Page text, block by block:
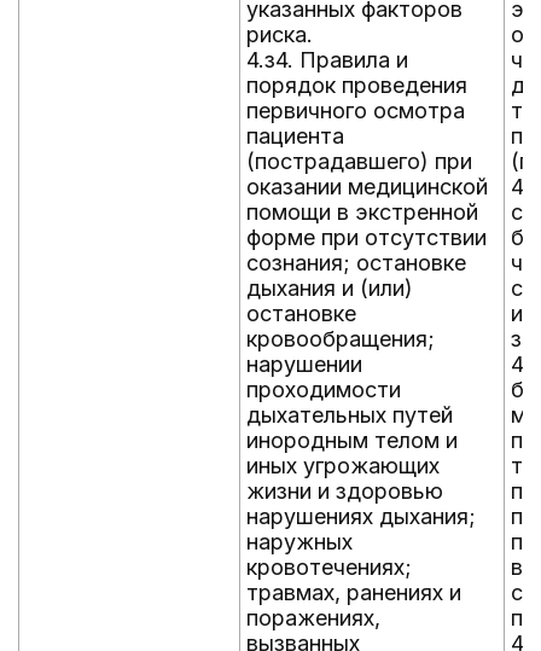
указанных факторов
риска.
4.з4. Правила и
порядок проведения
первичного осмотра
пациента
(пострадавшего) при
оказании медицинской
помощи в экстренной
форме при отсутствии
сознания; остановке
дыхания и (или)
остановке
кровообращения;
нарушении
проходимости
дыхательных путей
инородным телом и
иных угрожающих
жизни и здоровью
нарушениях дыхания;
наружных
кровотечениях;
травмах, ранениях и
поражениях,
вызванных